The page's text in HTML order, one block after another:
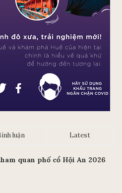
luận Latest
quan phố cổ Hội An 2026